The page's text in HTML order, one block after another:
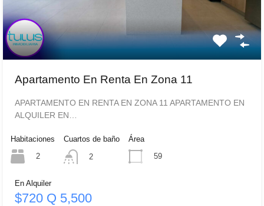
Apartamento En Renta En Zona 11
APARTAMENTO EN RENTA EN ZONA 11 APARTAMENTO EN
ALQUILER EN…
Habitaciones
2
Cuartos de baño
2
Área
59
En Alquiler
$720 Q 5,500